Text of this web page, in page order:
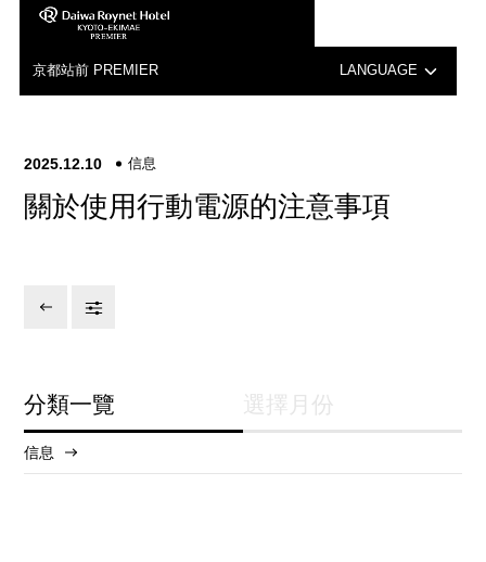
京都站前 PREMIER LANGUAGE
中文（簡体字）
2025.12.10 信息
關於使用行動電源的注意事項
分類一覽
信息
選擇月份